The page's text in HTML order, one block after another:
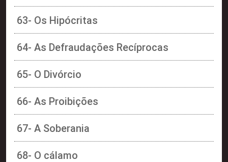
63- Os Hipócritas
64- As Defraudações Recíprocas
65- O Divórcio
66- As Proibições
67- A Soberania
68- O cálamo